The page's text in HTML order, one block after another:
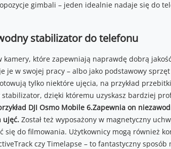
gimbali – jeden idealnie nadaje się do
stabilizator do telefonu
które zapewniają naprawdę dobrą
je w swojej pracy – albo jako podstawowy
tylko niektóre ujęcia, na przykład
dzięki któremu uzyskasz bardziej
DJI Osmo Mobile 6.Zapewnia on
ujęć. Został też wyposażony w magnetyczny
do filmowania. Użytkownicy mogą również
czy Timelapse – to fantastyczny